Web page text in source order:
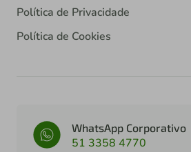
Política de Privacidade
Política de Cookies
WhatsApp Corporativo
51 3358 4770